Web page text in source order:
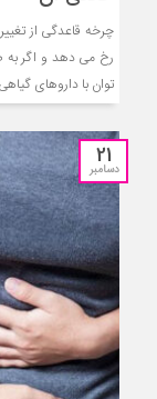
چرخه قاعدگی از
رخ می دهد و اگر به
توان با داروهای
21
دسامبر